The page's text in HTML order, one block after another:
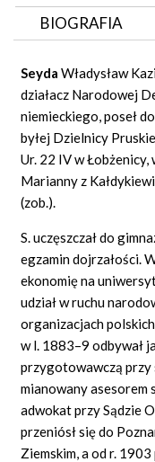
BIOGRAFIA
ZDJĘCIA (8)
GRAF
DYSKUSJA
Mapa
Seyda Władysław
działacz Narodowej
niemieckiego, poseł
byłej Dzielnicy
Ur. 22 IV w Łobżenicy,
Marianny z
(zob.).
S. uczęszczał do
egzamin dojrzałości.
ekonomię na
udział w ruchu
organizacjach
w l. 1883–9 odbywał
przygotowawczą przy
mianowany asesorem
adwokat przy Sądzie
przeniósł się do
Ziemskim, a od r.